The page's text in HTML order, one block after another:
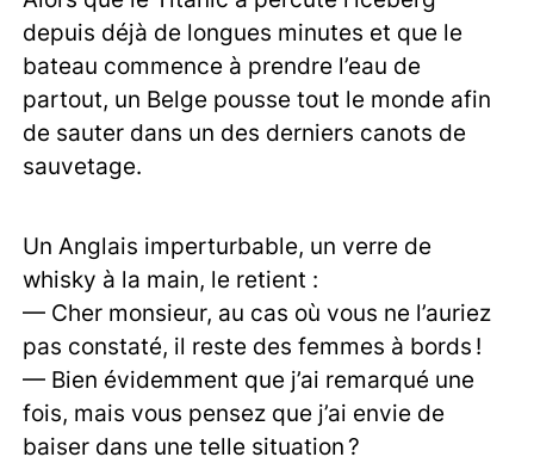
depuis déjà de longues minutes et que le
bateau commence à prendre l’eau de
partout, un Belge pousse tout le monde afin
de sauter dans un des derniers canots de
sauvetage.
Un Anglais imperturbable, un verre de
whisky à la main, le retient :
— Cher monsieur, au cas où vous ne l’auriez
pas constaté, il reste des femmes à bords !
— Bien évidemment que j’ai remarqué une
fois, mais vous pensez que j’ai envie de
baiser dans une telle situation ?